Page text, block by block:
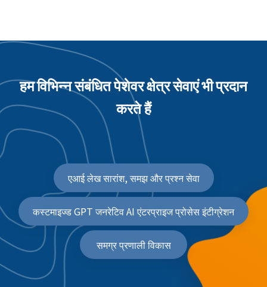
हम विभिन्न संबंधित पेशेवर क्षेत्र सेवाएं भी प्रदान
करते हैं
एआई लेख सारांश, समझ और प्रश्न सेवा
कस्टमाइज्ड GPT जनरेटिव AI एंटरप्राइज प्रोसेस इंटीग्रेशन
समग्र प्रणाली विकास